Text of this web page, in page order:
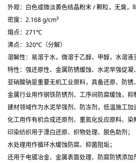
外观：白色或微淡黄色结晶粉末 / 颗粒，无臭，
密度：2.168 g/cm³
熔点：271℃
沸点：320℃（分解）
溶解性：易溶于水，微溶于乙醇、甲醇，水溶液
特性： 强还原性、金属防锈缓蚀、水泥早强促
亚硝酸钠是重要无机工业原料，具备还原、防锈
金属行业用作钢铁防锈剂、工序间防腐缓蚀，抑
建材领域作为水泥早强剂、防冻剂，低温施工加
化工用作有机合成还原剂、重氮化反应原料、染
印染纺织用于漂白还原、织物处理、脱色助剂；
水处理用作循环水缓蚀防腐、抑菌阻垢；
还用于电镀冶金、金属表面处理、防腐防锈添加